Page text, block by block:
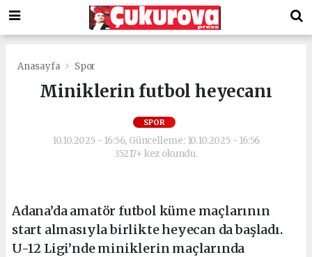
Anasayfa Spor
Miniklerin futbol heyecanı
SPOR
10.10.2025 - 16:56, Güncelleme: 10.10.2025 - 16:56
35217+ kez okundu.
Adana’da amatör futbol küme maçlarının
start almasıyla birlikte heyecan da başladı.
U-12 Ligi’nde miniklerin maçlarında